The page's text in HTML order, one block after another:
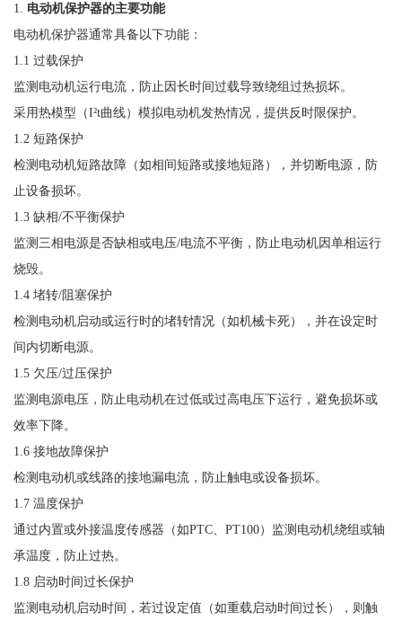
1. 电动机保护器的主要功能
电动机保护器通常具备以下功能：
1.1 过载保护
监测电动机运行电流，防止因长时间过载导致绕组过热损坏。
采用热模型（I²t曲线）模拟电动机发热情况，提供反时限保护。
1.2 短路保护
检测电动机短路故障（如相间短路或接地短路），并切断电源，防
止设备损坏。
1.3 缺相/不平衡保护
监测三相电源是否缺相或电压/电流不平衡，防止电动机因单相运行
烧毁。
1.4 堵转/阻塞保护
检测电动机启动或运行时的堵转情况（如机械卡死），并在设定时
间内切断电源。
1.5 欠压/过压保护
监测电源电压，防止电动机在过低或过高电压下运行，避免损坏或
效率下降。
1.6 接地故障保护
检测电动机或线路的接地漏电流，防止触电或设备损坏。
1.7 温度保护
通过内置或外接温度传感器（如PTC、PT100）监测电动机绕组或轴
承温度，防止过热。
1.8 启动时间过长保护
监测电动机启动时间，若过设定值（如重载启动时间过长），则触